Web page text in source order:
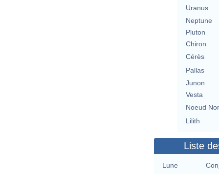
Uranus
Neptune
Pluton
Chiron
Cérès
Pallas
Junon
Vesta
Noeud
Lilith
Liste
Lune